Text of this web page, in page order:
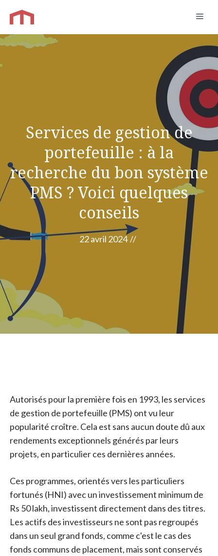
contenu
Services de gestion de
portefeuille : à la
recherche du bon système
PMS ? Voici quelques
conseils
22 avril 2024 //
Autorisés pour la première fois en 1993, les services
de gestion de portefeuille (PMS) ont vu leur
popularité croître. Cela est sans aucun doute dû aux
rendements exceptionnels générés par leurs
projets, en particulier ces dernières années.
Ces programmes, orientés vers les particuliers
fortunés (HNI) avec un investissement minimum de
Rs 50 lakh, investissent directement dans des titres.
Les actifs des investisseurs ne sont pas regroupés
dans un seul grand fonds, comme c'est le cas des
fonds communs de placement, mais sont conservés